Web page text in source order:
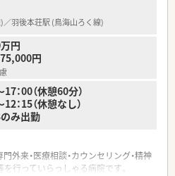
羽後本荘駅 (鳥海山ろく線)
円
円
：00（休憩60分）
（休憩なし）
み出勤
外来・医療相談・カウンセリング・精神
を行っていらっしゃる病院です。